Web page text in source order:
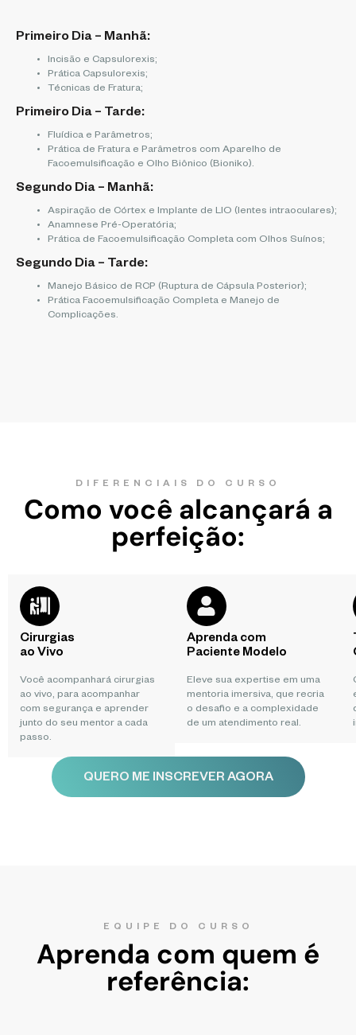
Primeiro Dia – Manhã:
Incisão e Capsulorexis;
Prática Capsulorexis;
Técnicas de Fratura;
Primeiro Dia – Tarde:
Fluídica e Parâmetros;
Prática de Fratura e Parâmetros com Aparelho de
Facoemulsificação e Olho Biônico (Bioniko).
Segundo Dia – Manhã:
Aspiração de Córtex e Implante de LIO (lentes intraoculares);
Anamnese Pré-Operatória;
Prática de Facoemulsificação Completa com Olhos Suínos;
Segundo Dia – Tarde:
Manejo Básico de RCP (Ruptura de Cápsula Posterior);
Prática Facoemulsificação Completa e Manejo de
Complicações.
DIFERENCIAIS DO CURSO
Como você alcançará a
perfeição:
Cirurgias
ao Vivo
Você acompanhará cirurgias
ao vivo, para acompanhar
com segurança e aprender
junto do seu mentor a cada
passo.
Aprenda com
Paciente Modelo
Eleve sua expertise em uma
mentoria imersiva, que recria
o desafio e a complexidade
de um atendimento real.
QUERO ME INSCREVER AGORA
EQUIPE DO CURSO
Aprenda com quem é
referência: